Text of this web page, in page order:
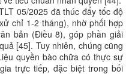
05/2025 đã thúc đẩy tốc độ
chỉ 1-2 tháng), nhờ phối hợp
bản (Điều 8), góp phần giải
[45]. Tuy nhiên, chúng cũng
quyền bào chữa có thực sự
trực tiếp, đặc biệt trong bối